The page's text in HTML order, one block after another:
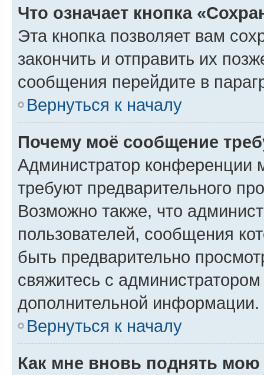
Что означает кнопка
Эта кнопка позволяет вам
закончить и отправить их
сообщения перейдите в
Вернуться к началу
Почему моё сообщение
Администратор конференции
требуют предварительного
Возможно также, что
пользователей, сообщения
быть предварительно
свяжитесь с
дополнительной информации.
Вернуться к началу
Как мне вновь поднять мою